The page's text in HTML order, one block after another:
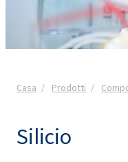
Casa Prodotti
Silicio